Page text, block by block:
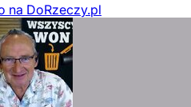
na DoRzeczy.pl